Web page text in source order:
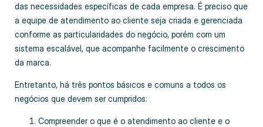
das necessidades específicas de cada empresa. É preciso que
a equipe de atendimento ao cliente seja criada e gerenciada
conforme as particularidades do negócio, porém com um
sistema escalável, que acompanhe facilmente o crescimento
da marca.
Entretanto, há três pontos básicos e comuns a todos os
negócios que devem ser cumpridos:
Compreender o que é o atendimento ao cliente e o